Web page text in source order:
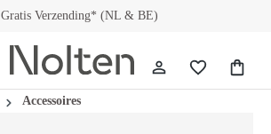
Gratis Verzending* (NL & BE)
Accessoires